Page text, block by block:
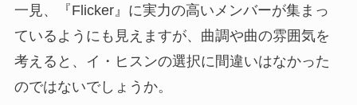
一見、『Flicker』に実力の高いメンバーが集まっ
ているようにも見えますが、曲調や曲の雰囲気を
考えると、イ・ヒスンの選択に間違いはなかった
のではないでしょうか。